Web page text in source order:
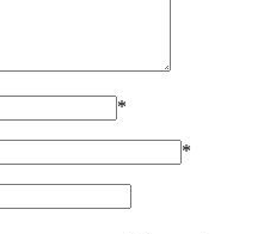
*
*